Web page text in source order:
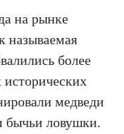
на рынке
называемая
более
медведи
бычьи ловушки.